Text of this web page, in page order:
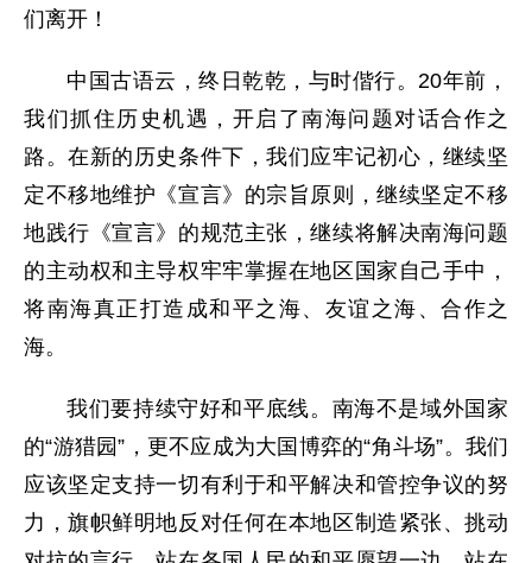
们离开！
中国古语云，终日乾乾，与时偕行。20年前，
我们抓住历史机遇，开启了南海问题对话合作之
路。在新的历史条件下，我们应牢记初心，继续坚
定不移地维护《宣言》的宗旨原则，继续坚定不移
地践行《宣言》的规范主张，继续将解决南海问题
的主动权和主导权牢牢掌握在地区国家自己手中，
将南海真正打造成和平之海、友谊之海、合作之
海。
我们要持续守好和平底线。南海不是域外国家
的“游猎园”，更不应成为大国博弈的“角斗场”。我们
应该坚定支持一切有利于和平解决和管控争议的努
力，旗帜鲜明地反对任何在本地区制造紧张、挑动